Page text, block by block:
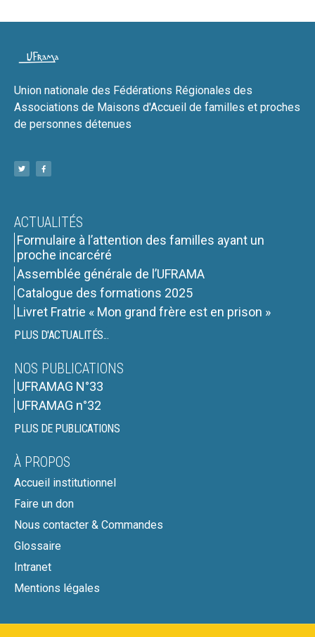
Union nationale des Fédérations Régionales des
Associations de Maisons d'Accueil de familles et proches
de personnes détenues
ACTUALITÉS
Formulaire à l’attention des familles ayant un
proche incarcéré
Assemblée générale de l’UFRAMA
Catalogue des formations 2025
Livret Fratrie « Mon grand frère est en prison »
PLUS D'ACTUALITÉS...
NOS PUBLICATIONS
UFRAMAG N°33
UFRAMAG n°32
PLUS DE PUBLICATIONS
À PROPOS
Accueil institutionnel
Faire un don
Nous contacter & Commandes
Glossaire
Intranet
Mentions légales